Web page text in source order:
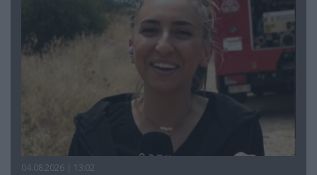
04.08.2026 | 13:02